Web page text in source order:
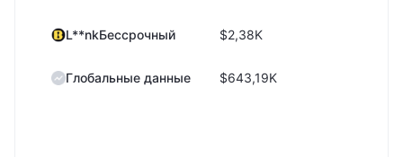
L**nkБессрочный $2,38K
Глобальные данные $643,19K